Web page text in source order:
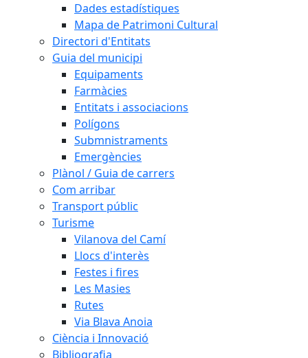
Dades estadístiques
Mapa de Patrimoni Cultural
Directori d'Entitats
Guia del municipi
Equipaments
Farmàcies
Entitats i associacions
Polígons
Submnistraments
Emergències
Plànol / Guia de carrers
Com arribar
Transport públic
Turisme
Vilanova del Camí
Llocs d'interès
Festes i fires
Les Masies
Rutes
Via Blava Anoia
Ciència i Innovació
Bibliografia